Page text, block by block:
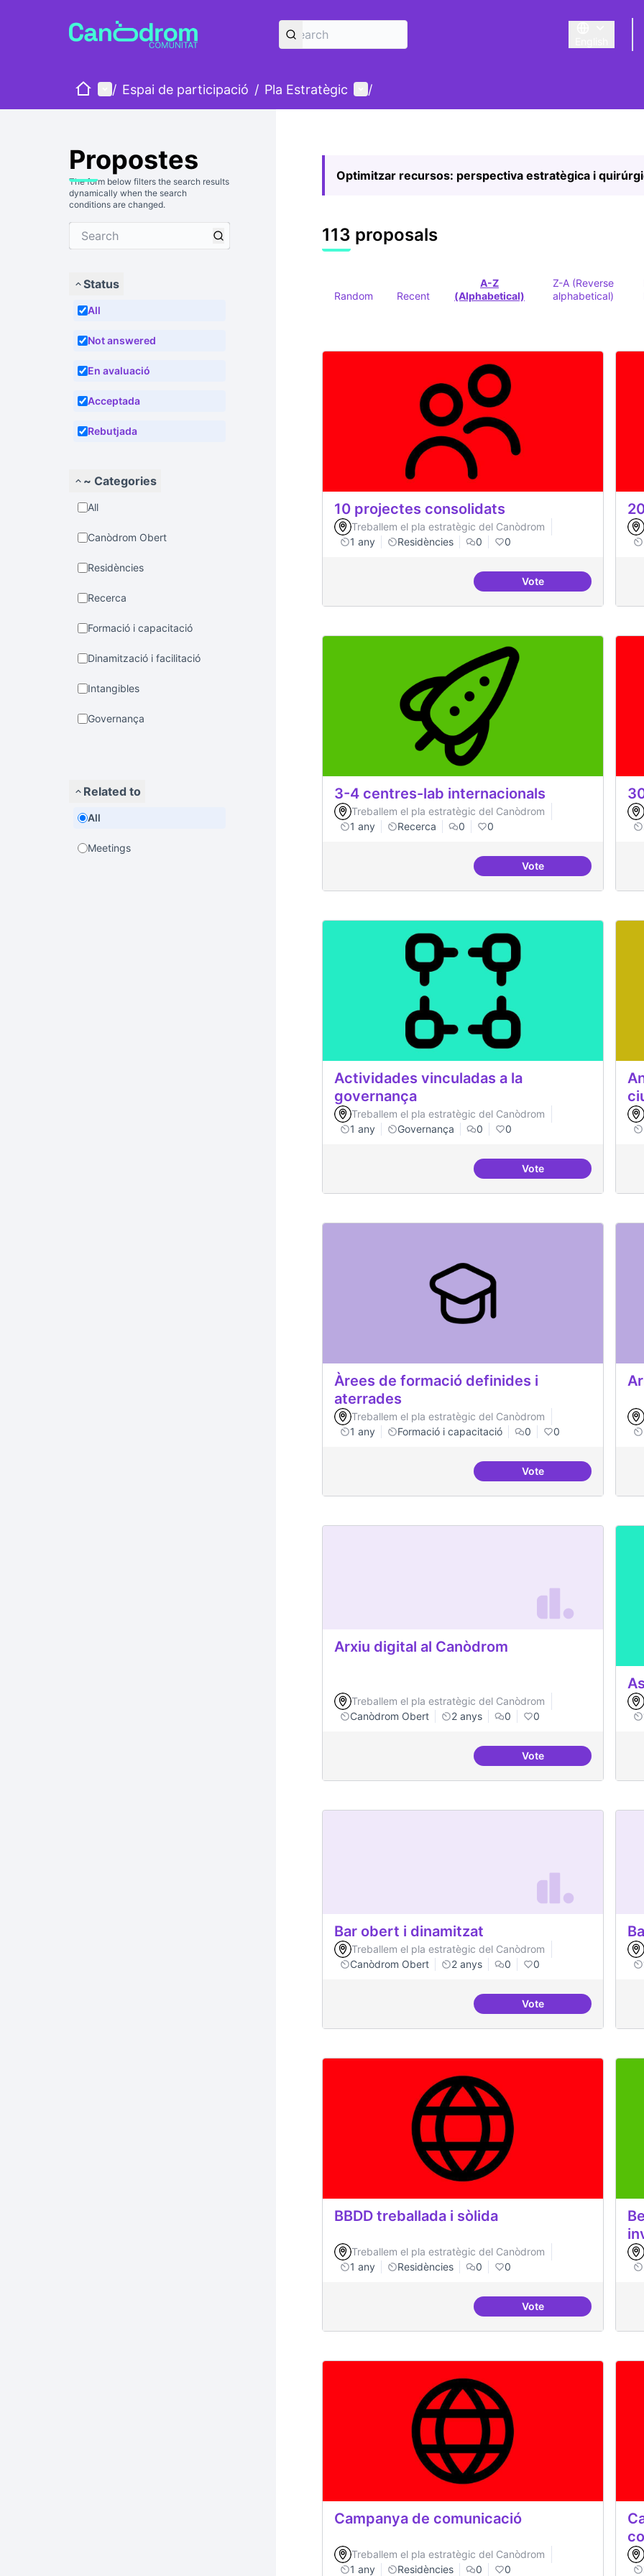
Triar la llengua
HomeMain menu
/ Espai de participació / Pla Estratègic User menu
/
Propostes
The form below filters the search results
dynamically when the search
conditions are changed.
Status
All
Not answered
En avaluació
Acceptada
Rebutjada
~ Categories
All
Canòdrom Obert
Residències
Recerca
Formació i capacitació
Dinamització i facilitació
Intangibles
Governança
Related to
All
Meetings
Optimitzar recursos: perspectiva estratègica i
113 proposals
Random Recent
A-Z
(Alphabetical)
Z-A (Reverse
alphabetical)
10 projectes consolidats
Treballem el pla estratègic del Canòdrom
1 any
Residències 0 0
Vote10 projectes
3-4 centres-lab internacionals
Treballem el pla estratègic del Canòdrom
1 any
Recerca 0 0
Vote3-4 centres-lab
Actividades vinculadas a la
governança
Treballem el pla estratègic del Canòdrom
1 any
Governança 0 0
VoteActividades vinculadas
Àrees de formació definides i
aterrades
Treballem el pla estratègic del Canòdrom
1 any
Formació i capacitació 0 0
VoteÀrees de formació
Arxiu digital al Canòdrom
Treballem el pla estratègic del Canòdrom
Canòdrom Obert
2 anys 0 0
VoteArxiu digital al
Bar obert i dinamitzat
Treballem el pla estratègic del Canòdrom
Canòdrom Obert
2 anys 0 0
VoteBar obert i dinamitzat
BBDD treballada i sòlida
Treballem el pla estratègic del Canòdrom
1 any
Residències 0 0
VoteBBDD treballada i sòlida
Campanya de comunicació
Treballem el pla estratègic del Canòdrom
1 any
Residències 0 0